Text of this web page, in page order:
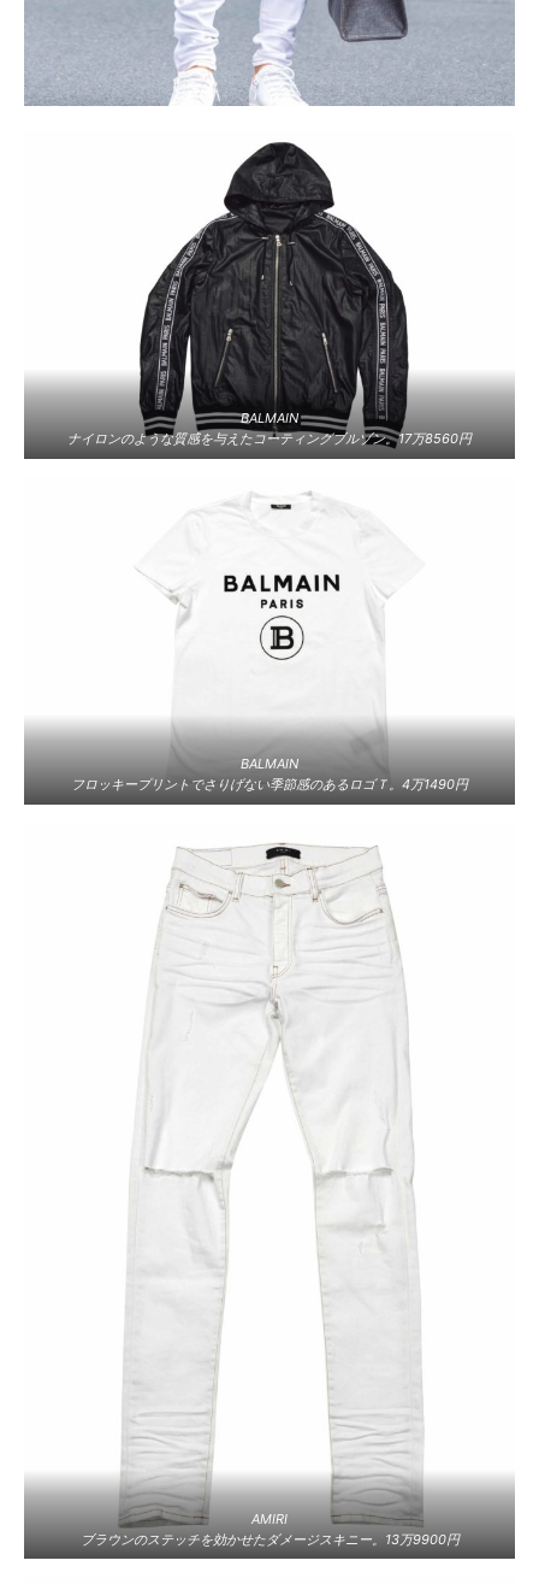
BALMAIN
ナイロンのような質感を与えたコーティングブルゾン。17万8560円
BALMAIN
フロッキープリントでさりげない季節感のあるロゴＴ。4万1490円
AMIRI
ブラウンのステッチを効かせたダメージスキニー。13万9900円